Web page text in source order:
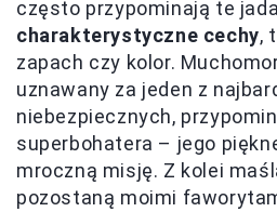
często przypominają te
charakterystyczne cechy,
zapach czy kolor.
uznawany za jeden z
niebezpiecznych,
superbohatera – jego
mroczną misję. Z kolei
pozostaną moimi